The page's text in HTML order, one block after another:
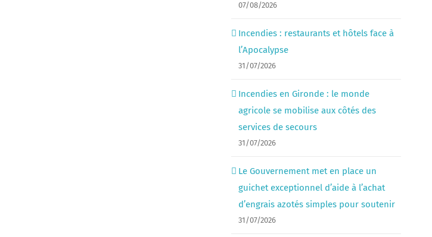
07/08/2026
Incendies : restaurants et hôtels face à
l’Apocalypse
31/07/2026
Incendies en Gironde : le monde
agricole se mobilise aux côtés des
services de secours
31/07/2026
Le Gouvernement met en place un
guichet exceptionnel d’aide à l’achat
d’engrais azotés simples pour soutenir
31/07/2026